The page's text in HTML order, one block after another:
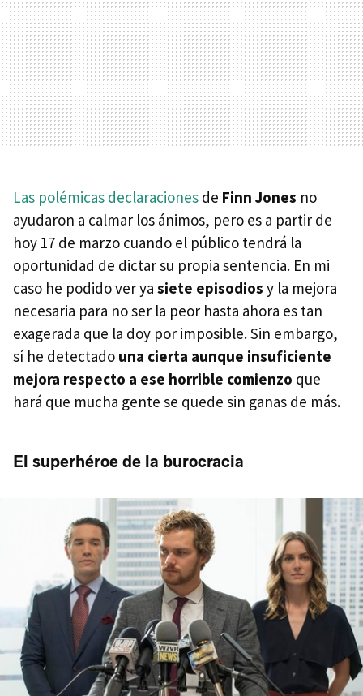
Las polémicas declaraciones de Finn Jones no
ayudaron a calmar los ánimos, pero es a partir de
hoy 17 de marzo cuando el público tendrá la
oportunidad de dictar su propia sentencia. En mi
caso he podido ver ya siete episodios y la mejora
necesaria para no ser la peor hasta ahora es tan
exagerada que la doy por imposible. Sin embargo,
sí he detectado una cierta aunque insuficiente
mejora respecto a ese horrible comienzo que
hará que mucha gente se quede sin ganas de más.
El superhéroe de la burocracia